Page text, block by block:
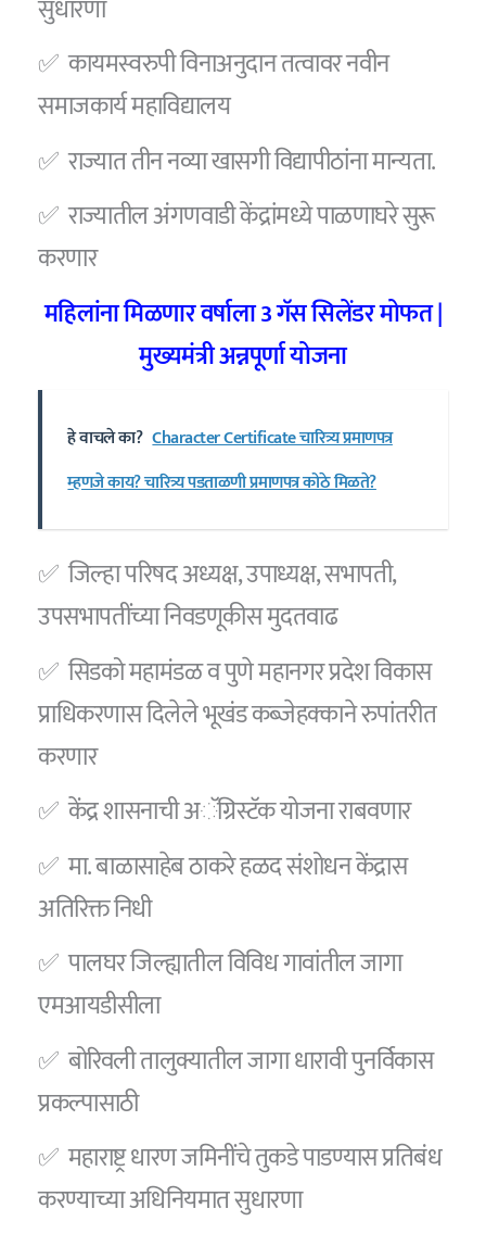
सुधारणा
✅ कायमस्वरुपी विनाअनुदान तत्वावर नवीन
समाजकार्य महाविद्यालय
✅ राज्यात तीन नव्या खासगी विद्यापीठांना मान्यता.
✅ राज्यातील अंगणवाडी केंद्रांमध्ये पाळणाघरे सुरू
करणार
महिलांना मिळणार वर्षाला 3 गॅस सिलेंडर मोफत |
मुख्यमंत्री अन्नपूर्णा योजना
हे वाचले का? Character Certificate चारित्र्य प्रमाणपत्र
म्हणजे काय? चारित्र्य पडताळणी प्रमाणपत्र कोठे मिळते?
✅ जिल्हा परिषद अध्यक्ष, उपाध्यक्ष, सभापती,
उपसभापतींच्या निवडणूकीस मुदतवाढ
✅ सिडको महामंडळ व पुणे महानगर प्रदेश विकास
प्राधिकरणास दिलेले भूखंड कब्जेहक्काने रुपांतरीत
करणार
✅ केंद्र शासनाची अॅग्रिस्टॅक योजना राबवणार
✅ मा. बाळासाहेब ठाकरे हळद संशोधन केंद्रास
अतिरिक्त निधी
✅ पालघर जिल्ह्यातील विविध गावांतील जागा
एमआयडीसीला
✅ बोरिवली तालुक्यातील जागा धारावी पुनर्विकास
प्रकल्पासाठी
✅ महाराष्ट्र धारण जमिनींचे तुकडे पाडण्यास प्रतिबंध
करण्याच्या अधिनियमात सुधारणा